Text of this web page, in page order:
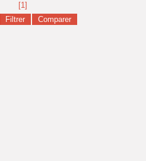
[1]